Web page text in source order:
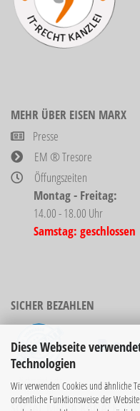
Diese Webseite
Technologien
Wir verwenden Cookies und ähnliche
ordentliche Funktionsweise der
MEHR ÜBER EISEN MARX
Presse
EM ® Tresore
Öffungszeiten
Montag - Freitag:
14.00 - 18.00 Uhr
Samstag: geschlossen
SICHER BEZAHLEN
Bücher sind nicht
rabattierbar!